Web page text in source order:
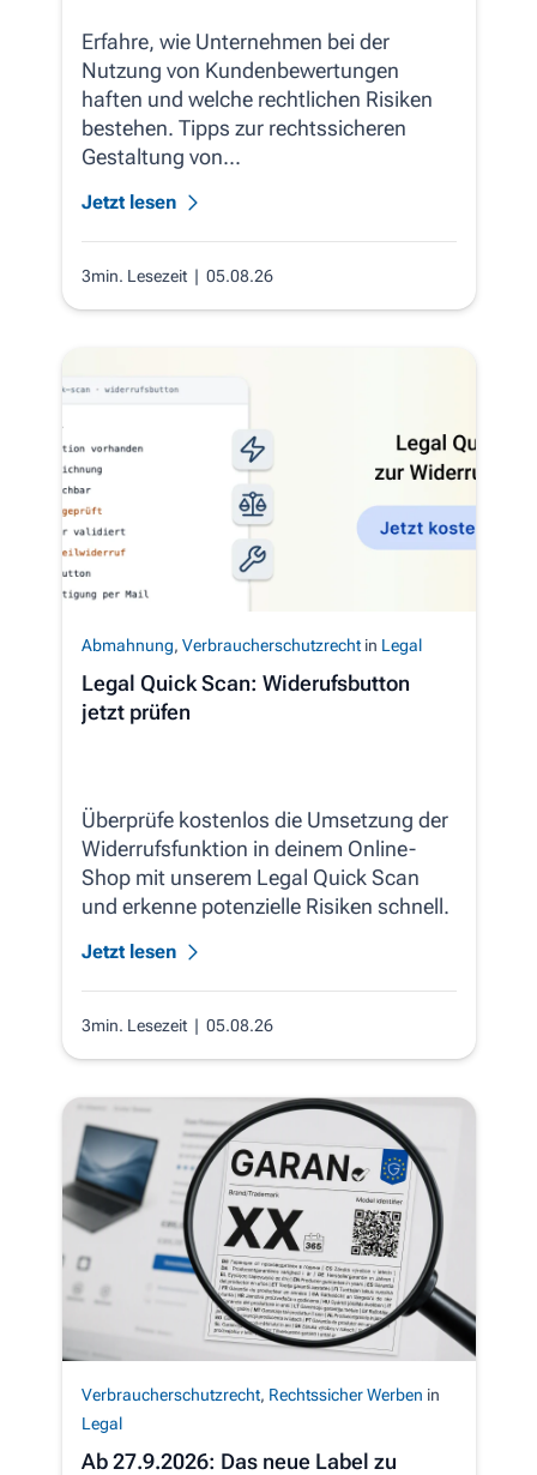
Erfahre, wie Unternehmen bei der
Nutzung von Kundenbewertungen
haften und welche rechtlichen Risiken
bestehen. Tipps zur rechtssicheren
Gestaltung von...
Jetzt lesen
3min. Lesezeit | 05.08.26
Abmahnung, Verbraucherschutzrecht in Legal
Legal Quick Scan: Widerufsbutton
jetzt prüfen
Überprüfe kostenlos die Umsetzung der
Widerrufsfunktion in deinem Online-
Shop mit unserem Legal Quick Scan
und erkenne potenzielle Risiken schnell.
Jetzt lesen
3min. Lesezeit | 05.08.26
Verbraucherschutzrecht, Rechtssicher Werben in
Legal
Ab 27.9.2026: Das neue Label zu